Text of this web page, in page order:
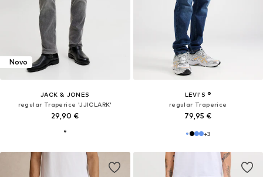
Novo
JACK & JONES
regular Traperice 'JJICLARK'
29,90 €
LEVI'S ®
regular Traperice
79,95 €
+3